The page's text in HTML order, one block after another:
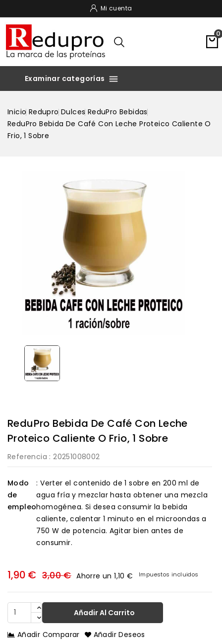
Mi cuenta
0

Inicio Redupro Dulces ReduPro Bebidas
ReduPro Bebida De Café Con Leche Proteico Caliente O
Frio, 1 Sobre
ReduPro Bebida De Café Con Leche
Proteico Caliente O Frio, 1 Sobre
Referencia : 20251008002
Modo
de
empleo
: Verter el contenido de 1 sobre en 200 ml de
agua fría y mezclar hasta obtener una mezcla
homogénea. Si desea consumir la bebida
caliente, calentar 1 minuto en el microondas a
750 W de potencia. Agitar bien antes de
consumir.
1,90 € 3,00 € Ahorre un 1,10 € Impuestos incluidos
Añadir Al Carrito
Añadir Comparar Añadir Deseos